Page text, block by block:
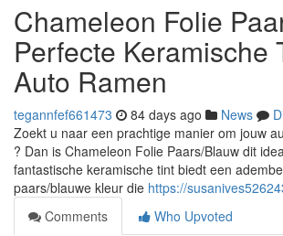
Chameleon Folie
Perfecte Keramische
Auto Ramen
tegannfef661473 84 days ago News
Zoekt u naar een prachtige manier om jouw
? Dan is Chameleon Folie Paars/Blauw dit
fantastische keramische tint biedt een
paars/blauwe kleur die https://
Comments
Who Upvoted